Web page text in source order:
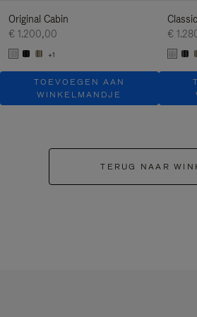
Original Cabin
€ 1.200,00
+1
TOEVOEGEN AAN
WINKELMANDJE
€
TERUG NAAR